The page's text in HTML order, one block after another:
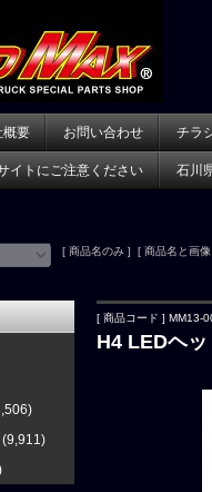
概要 お問い合わせ チラ
イトにご注意ください 石川
[ 商品名のみ ] [ 商品名と画
[ 商品コード ] MM13-
H4 LEDヘ
(9,911)